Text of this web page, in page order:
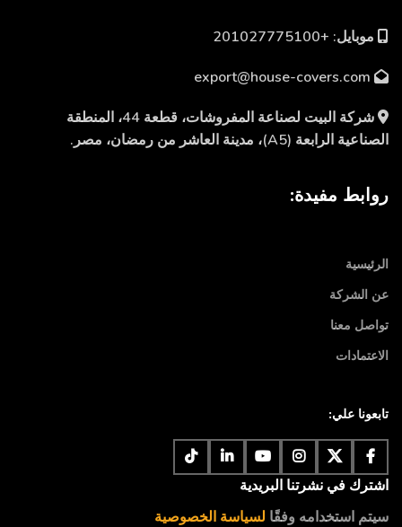
موبايل: +201027775100
شركة البيت لصناعة المفروشات، قطعة 44، المنطقة
الصناعية الرابعة (A5)، مدينة العاشر من رمضان، مصر.
روابط مفيدة:
الرئيسية
عن الشركة
تواصل معنا
الاعتمادات
تابعونا علي:
اشترك في نشرتنا البريدية
سيتم استخدامه وفقًا لسياسة الخصوصية